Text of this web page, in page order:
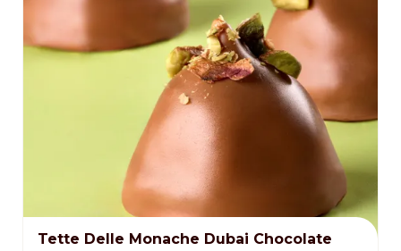
Tette Delle Monache Dubai Chocolate